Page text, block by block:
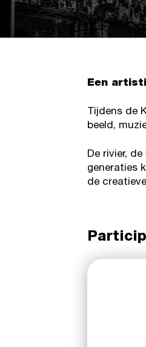
Een
Tijdens de
beeld,
De rivier,
generaties
de